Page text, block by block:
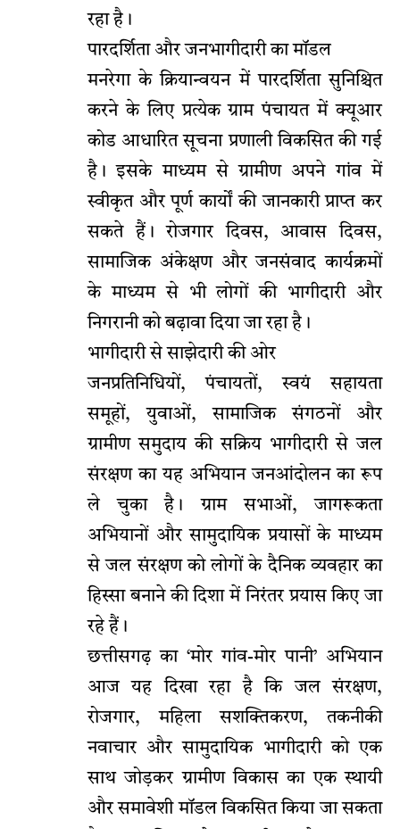
रहा है।
पारदर्शिता और जनभागीदारी का मॉडल
मनरेगा के क्रियान्वयन में पारदर्शिता सुनिश्चित
करने के लिए प्रत्येक ग्राम पंचायत में क्यूआर
कोड आधारित सूचना प्रणाली विकसित की गई
है। इसके माध्यम से ग्रामीण अपने गांव में
स्वीकृत और पूर्ण कार्यों की जानकारी प्राप्त कर
सकते हैं। रोजगार दिवस, आवास दिवस,
सामाजिक अंकेक्षण और जनसंवाद कार्यक्रमों
के माध्यम से भी लोगों की भागीदारी और
निगरानी को बढ़ावा दिया जा रहा है।
भागीदारी से साझेदारी की ओर
जनप्रतिनिधियों, पंचायतों, स्वयं सहायता
समूहों, युवाओं, सामाजिक संगठनों और
ग्रामीण समुदाय की सक्रिय भागीदारी से जल
संरक्षण का यह अभियान जनआंदोलन का रूप
ले चुका है। ग्राम सभाओं, जागरूकता
अभियानों और सामुदायिक प्रयासों के माध्यम
से जल संरक्षण को लोगों के दैनिक व्यवहार का
हिस्सा बनाने की दिशा में निरंतर प्रयास किए जा
रहे हैं।
छत्तीसगढ़ का ‘मोर गांव-मोर पानी’ अभियान
आज यह दिखा रहा है कि जल संरक्षण,
रोजगार, महिला सशक्तिकरण, तकनीकी
नवाचार और सामुदायिक भागीदारी को एक
साथ जोड़कर ग्रामीण विकास का एक स्थायी
और समावेशी मॉडल विकसित किया जा सकता